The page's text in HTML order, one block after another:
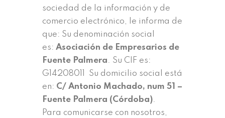
sociedad de la información y de
comercio electrónico, le informa de
que: Su denominación social
es: Asociación de Empresarios de
Fuente Palmera. Su CIF es:
G14208011 Su domicilio social está
en: C/ Antonio Machado, num 51 –
Fuente Palmera (Córdoba).
Para comunicarse con nosotros,